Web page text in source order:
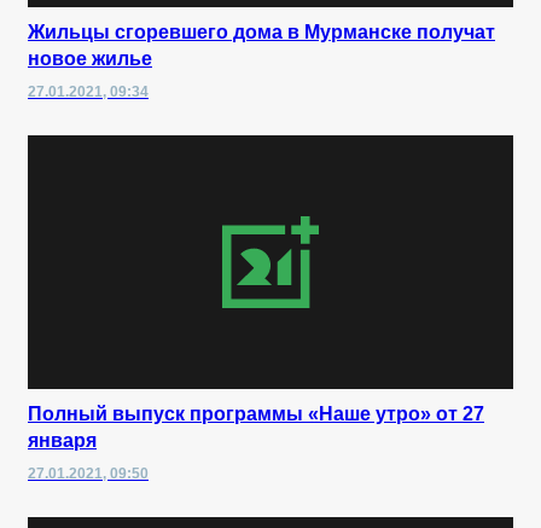
Жильцы сгоревшего дома в Мурманске получат
новое жилье
27.01.2021, 09:34
Полный выпуск программы «Наше утро» от 27
января
27.01.2021, 09:50